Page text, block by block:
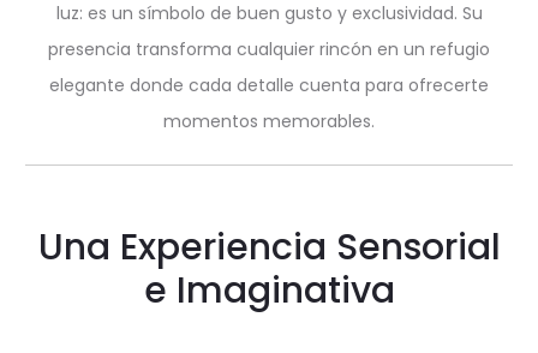
luz: es un símbolo de buen gusto y exclusividad. Su
presencia transforma cualquier rincón en un refugio
elegante donde cada detalle cuenta para ofrecerte
momentos memorables.
Una Experiencia Sensorial
e Imaginativa